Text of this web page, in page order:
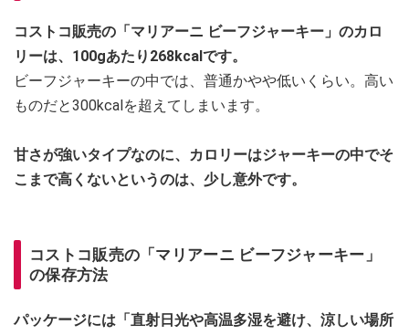
コストコ販売の「マリアーニ ビーフジャーキー」のカロ
リーは、100gあたり268kcalです。
ビーフジャーキーの中では、普通かやや低いくらい。高い
ものだと300kcalを超えてしまいます。
甘さが強いタイプなのに、カロリーはジャーキーの中でそ
こまで高くないというのは、少し意外です。
コストコ販売の「マリアーニ ビーフジャーキー」
の保存方法
パッケージには「直射日光や高温多湿を避け、涼しい場所